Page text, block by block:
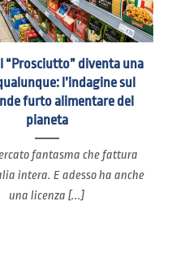
“Prosciutto” diventa una
l’indagine sul
furto alimentare del
pianeta
fantasma che fattura
intera. E adesso ha anche
una licenza [...]